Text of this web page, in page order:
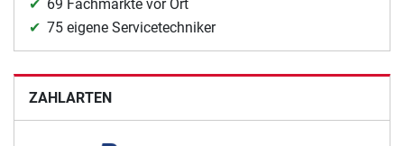
69 Fachmärkte vor Ort
75 eigene Servicetechniker
ZAHLARTEN